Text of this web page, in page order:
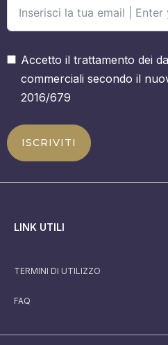
Accetto il trattamento dei
commerciali secondo il
2016/679
ISCRIVITI
LINK UTILI
TERMINI DI UTILIZZO
FAQ